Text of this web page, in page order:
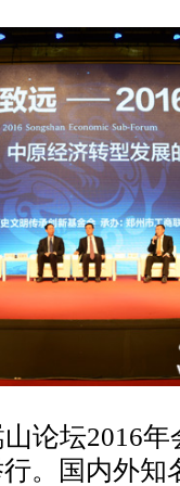
论坛2016
。国内外知